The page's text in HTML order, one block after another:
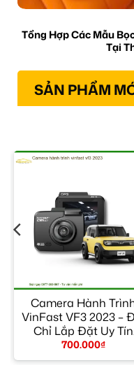
Tổng Hợp Các Mẫu
Tại
SẢN PHẨM
Camera Hành
VinFast VF3 2023 –
Chỉ Lắp Đặt Uy Tín
TPHCM
700.000₫